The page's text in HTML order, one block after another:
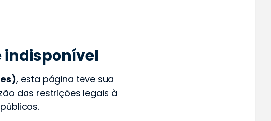
, esta página teve sua
das restrições legais à